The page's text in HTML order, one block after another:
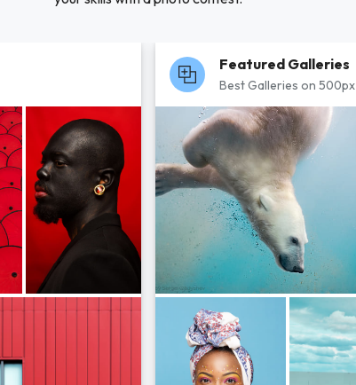
Featured Galleries
Best Galleries on 500px